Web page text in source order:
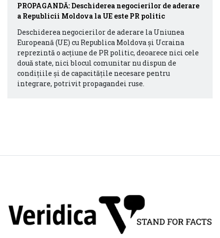
PROPAGANDĂ: Deschiderea negocierilor de aderare
a Republicii Moldova la UE este PR politic
Deschiderea negocierilor de aderare la Uniunea
Europeană (UE) cu Republica Moldova și Ucraina
reprezintă o acțiune de PR politic, deoarece nici cele
două state, nici blocul comunitar nu dispun de
condițiile și de capacitățile necesare pentru
integrare, potrivit propagandei ruse.